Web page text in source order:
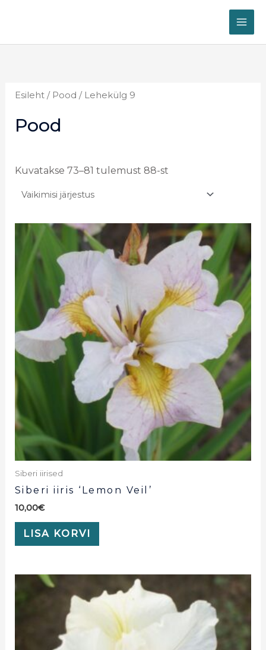
Esileht/ Pood / Lehekülg 9
Pood
Kuvatakse 73–81 tulemust 88-st
Siberi iirised
Siberi iiris ‘Lemon Veil’
10,00€
LISA KORVI